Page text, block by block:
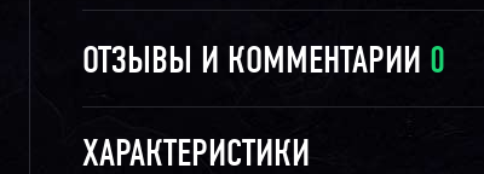
ОТЗЫВЫ И КОММЕНТАРИИ 0
ХАРАКТЕРИСТИКИ